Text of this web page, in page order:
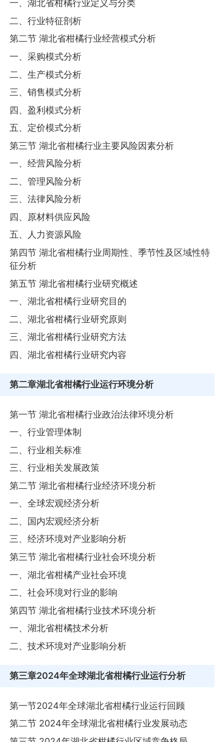
一、湖北省柑橘行业定义与分类
二、行业特征剖析
第二节 湖北省柑橘行业经营模式分析
一、采购模式分析
二、生产模式分析
三、销售模式分析
四、盈利模式分析
五、定价模式分析
第三节 湖北省柑橘行业主要风险因素分析
一、经营风险分析
二、管理风险分析
三、法律风险分析
四、原材料供应风险
五、人力资源风险
第四节 湖北省柑橘行业周期性、季节性及区域性特
征分析
第五节 湖北省柑橘行业研究概述
一、湖北省柑橘行业研究目的
二、湖北省柑橘行业研究原则
三、湖北省柑橘行业研究方法
四、湖北省柑橘行业研究内容
第二章湖北省柑橘行业运行环境分析
第一节 湖北省柑橘行业政治法律环境分析
一、行业管理体制
二、行业相关标准
三、行业相关发展政策
第二节 湖北省柑橘行业经济环境分析
一、全球宏观经济分析
二、国内宏观经济分析
三、经济环境对产业影响分析
第三节 湖北省柑橘行业社会环境分析
一、湖北省柑橘产业社会环境
二、社会环境对行业的影响
第四节 湖北省柑橘行业技术环境分析
一、湖北省柑橘技术分析
二、技术环境对产业影响分析
第三章2024年全球湖北省柑橘行业运行分析
第一节2024年全球湖北省柑橘行业运行回顾
第二节 2024年全球湖北省柑橘行业发展动态